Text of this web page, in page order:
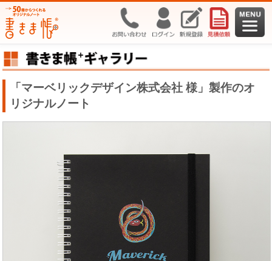
「マーベリックデザイン株式会社 様」製作のオ
リジナルノート